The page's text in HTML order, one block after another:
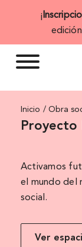
¡
Inicio
Proyecto
Activamos
el mundo del
social.
Ver